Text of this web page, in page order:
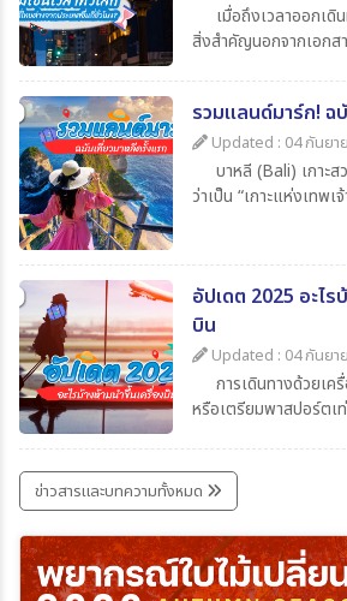
เมื่อถึงเวลาออกเดิ
สิ่งสำคัญนอกจากเอกส
ข้ามก็คือความรู้เกี่ยวกับ
ว่าต่างจากประเทศไทย
นาฬิกาให้ตรงตามไทม์โ
ตรงกับเมืองไทยโดยใ
น่าสนใจเกี่ยวกับเวลาที่
รวมแลนด์มาร์ก! ฉ
Updated : 04 กันยา
บาหลี (Bali) เกาะ
ว่าเป็น “เกาะแห่งเทพเ
สุด ๆ สำหรับใครที่กำลั
ไม่รู้จะเริ่มที่ไหน วันนี้
รวม แลนด์มาร์กห้ามพล
อัปเดต 2025 อะไร
บิน
Updated : 04 กันยา
การเดินทางด้วยเค
หรือเตรียมพาสปอร์ตเ
ต่อการถูกยึด ปรับ หรือถู
บทความนี้รวบรวมรายก
เช็กกันก่อนเก็บกระเป๋า
ราบรื่นและปลอดภัยที่สุ
365Travel(ทัวร์365วั
ข่าวสารและบทความทั้งหมด